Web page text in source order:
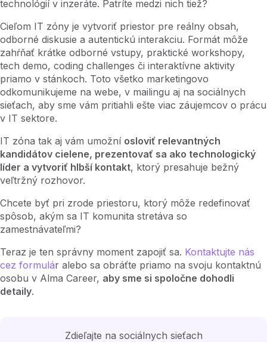
technológií v inzeráte. Patríte medzi nich tiež?
Cieľom IT zóny je vytvoriť priestor pre reálny obsah,
odborné diskusie a autentickú interakciu. Formát môže
zahŕňať krátke odborné vstupy, praktické workshopy,
tech demo, coding challenges či interaktívne aktivity
priamo v stánkoch. Toto všetko marketingovo
odkomunikujeme na webe, v mailingu aj na sociálnych
sieťach, aby sme vám pritiahli ešte viac záujemcov o prácu
v IT sektore.
IT zóna tak aj vám umožní osloviť relevantných
kandidátov cielene, prezentovať sa ako technologický
líder a vytvoriť hlbší kontakt, ktorý presahuje bežný
veľtržný rozhovor.
Chcete byť pri zrode priestoru, ktorý môže redefinovať
spôsob, akým sa IT komunita stretáva so
zamestnávateľmi?
Teraz je ten správny moment zapojiť sa. Kontaktujte nás
cez formulár alebo sa obráťte priamo na svoju kontaktnú
osobu v Alma Career, aby sme si spoločne dohodli
detaily.
Zdieľajte na sociálnych sieťach